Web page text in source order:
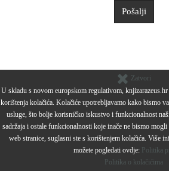
Pošalji
Zatvori
U skladu s novom europskom regulativom,
korištenja kolačića. Kolačiće upotrebljavamo kako bismo
usluge, što bolje korisničko iskustvo i funkcionalnost
sadržaja i ostale funkcionalnosti koje inače ne bismo
web stranice, suglasni ste s korištenjem kolačića. Više
možete pogledati ovdje: Politika
Politika o kolačićima